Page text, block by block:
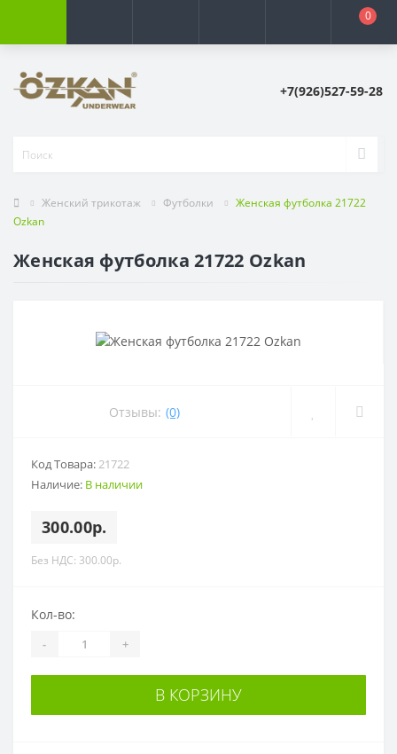
0
+7(926)527-59-28
Женский трикотаж Футболки
Женская футболка 21722
Ozkan
Женская футболка 21722 Ozkan
Отзывы: (0)
Код Товара:21722
Наличие: В наличии
300.00р.
Без НДС: 300.00р.
Кол-во:
- +
В КОРЗИНУ